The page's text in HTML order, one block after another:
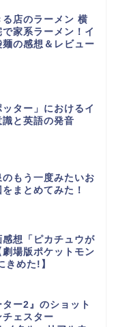
る店のラーメン 横
家系ラーメン！イ
の感想＆レビュー
ッター」におけるイ
と英語の発音
のもう一度みたいお
まとめてみた！
感想「ピカチュウが
劇場版ポケットモン
きめた!】
ター2』のショット
チェスター